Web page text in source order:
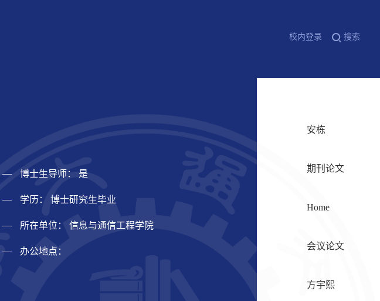
搜索
校内登录
博士生导师： 是
学历： 博士研究生毕业
所在单位： 信息与通信工程学院
办公地点：
安栋
期刊论文
Home
会议论文
方宇熙